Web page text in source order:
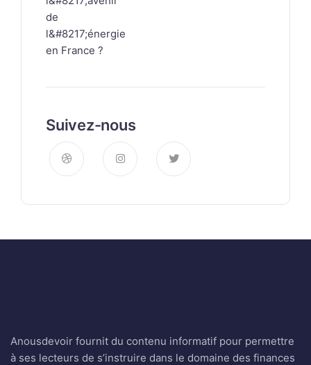
Suivez-nous
Anousdevoir fournit du contenu informatif pour permettre
à ses lecteurs de s’instruire dans le domaine des finances